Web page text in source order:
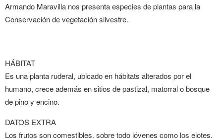
COLABORADORES
Armando Maravilla nos presenta especies de plantas para la
Conservación de vegetación silvestre.
HÁBITAT
Es una planta ruderal, ubicado en hábitats alterados por el
humano, crece además en sitios de pastizal, matorral o bosque
de pino y encino.
DATOS EXTRA
Los frutos son comestibles, sobre todo jóvenes como los ejotes.